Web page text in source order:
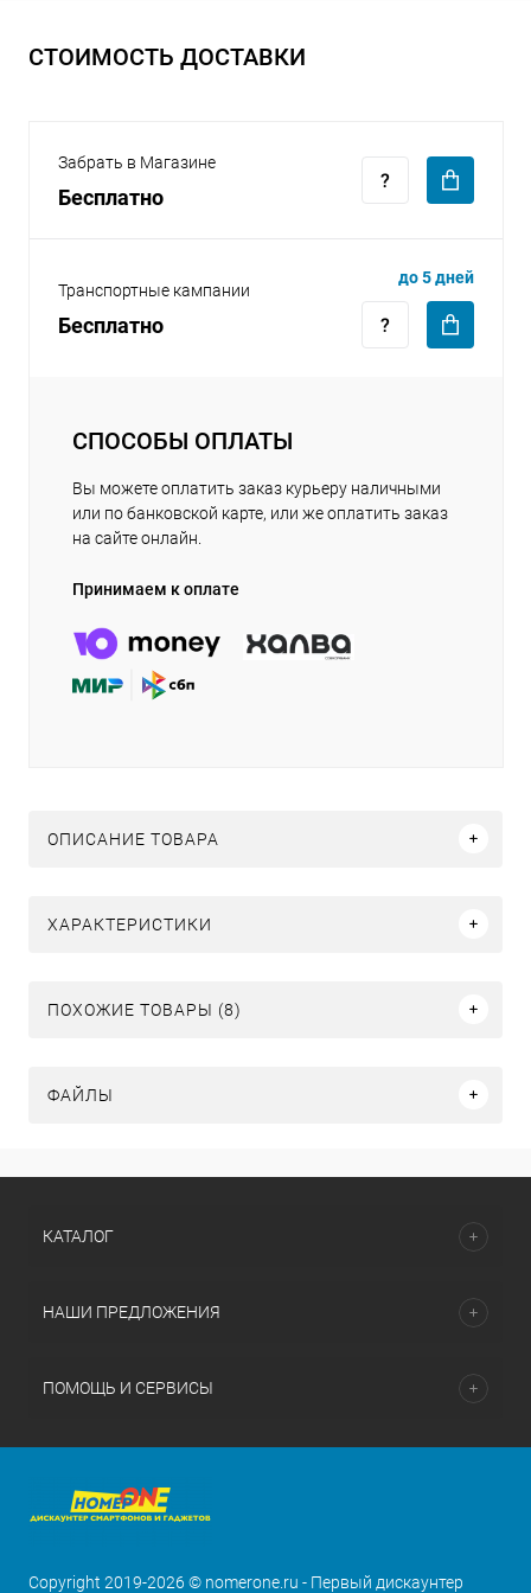
СТОИМОСТЬ ДОСТАВКИ
Забрать в Магазине
Бесплатно
Транспортные кампании
Бесплатно
до 5 дней
СПОСОБЫ ОПЛАТЫ
Вы можете оплатить заказ курьеру наличными
или по банковской карте, или же оплатить заказ
на сайте онлайн.
Принимаем к оплате
ОПИСАНИЕ ТОВАРА
ХАРАКТЕРИСТИКИ
ПОХОЖИЕ ТОВАРЫ (8)
ФАЙЛЫ
раз в 2 недели
КАТАЛОГ
НАШИ ПРЕДЛОЖЕНИЯ
ПОМОЩЬ И СЕРВИСЫ
Copyright 2019-2026 © nomerone.ru - Первый дискаунтер